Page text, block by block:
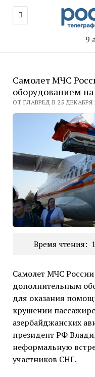
9
Самолет МЧС
оборудованием
ОТ ГЛАВРЕД В 25 ДЕКАБРЯ
Время чтения: 1
Самолет МЧС
дополнительным
для оказания
крушении
азербайджанских
президент РФ
неформальную
участников СНГ.